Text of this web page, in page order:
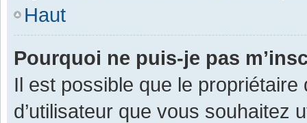
Haut
Pourquoi ne puis-je pas
Il est possible que le
d’utilisateur que vous souhaitez